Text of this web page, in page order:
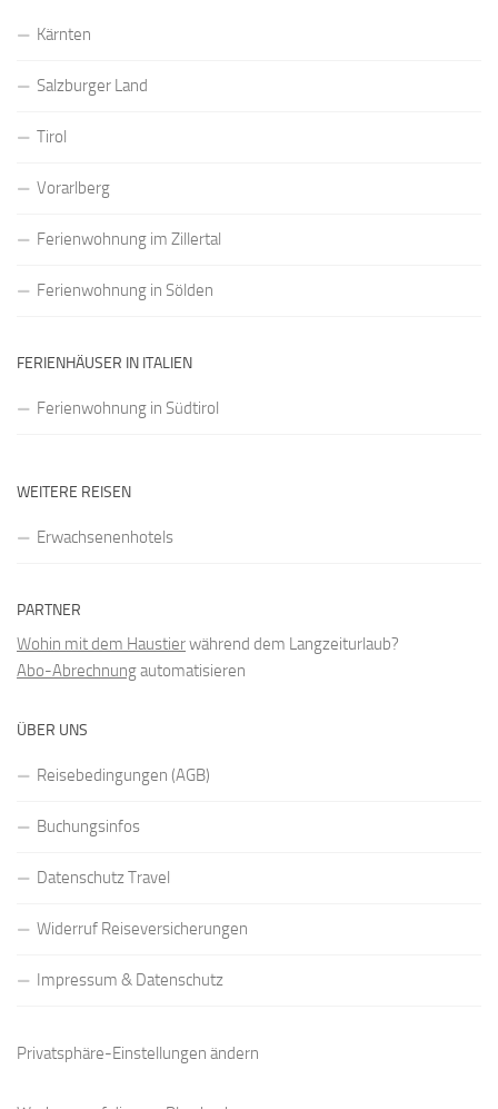
Kärnten
Salzburger Land
Tirol
Vorarlberg
Ferienwohnung im Zillertal
Ferienwohnung in Sölden
FERIENHÄUSER IN ITALIEN
Ferienwohnung in Südtirol
WEITERE REISEN
Erwachsenenhotels
PARTNER
Wohin mit dem Haustierwährend dem Langzeiturlaub?
Abo-Abrechnungautomatisieren
ÜBER UNS
Reisebedingungen (AGB)
Buchungsinfos
Datenschutz Travel
Widerruf Reiseversicherungen
Impressum & Datenschutz
Privatsphäre-Einstellungen ändern